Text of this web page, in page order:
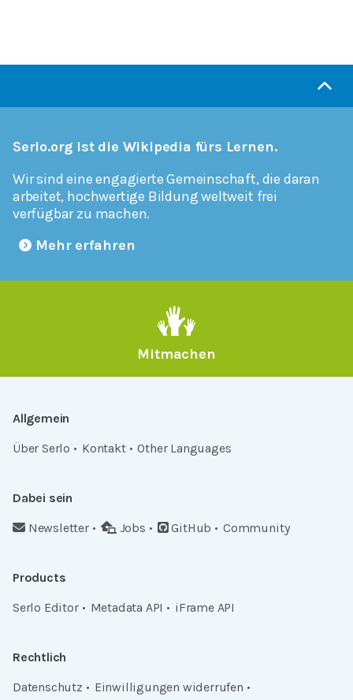
Serlo.org ist die Wikipedia fürs Lernen.
Wir sind eine engagierte Gemeinschaft, die daran
arbeitet, hochwertige Bildung weltweit frei
verfügbar zu machen.
Mehr erfahren
Mitmachen
Allgemein
Über Serlo
Kontakt Other Languages
Dabei sein
Newsletter
Jobs GitHub Community
Products
Serlo Editor
Metadata API iFrame API
Rechtlich
Datenschutz
Einwilligungen widerrufen